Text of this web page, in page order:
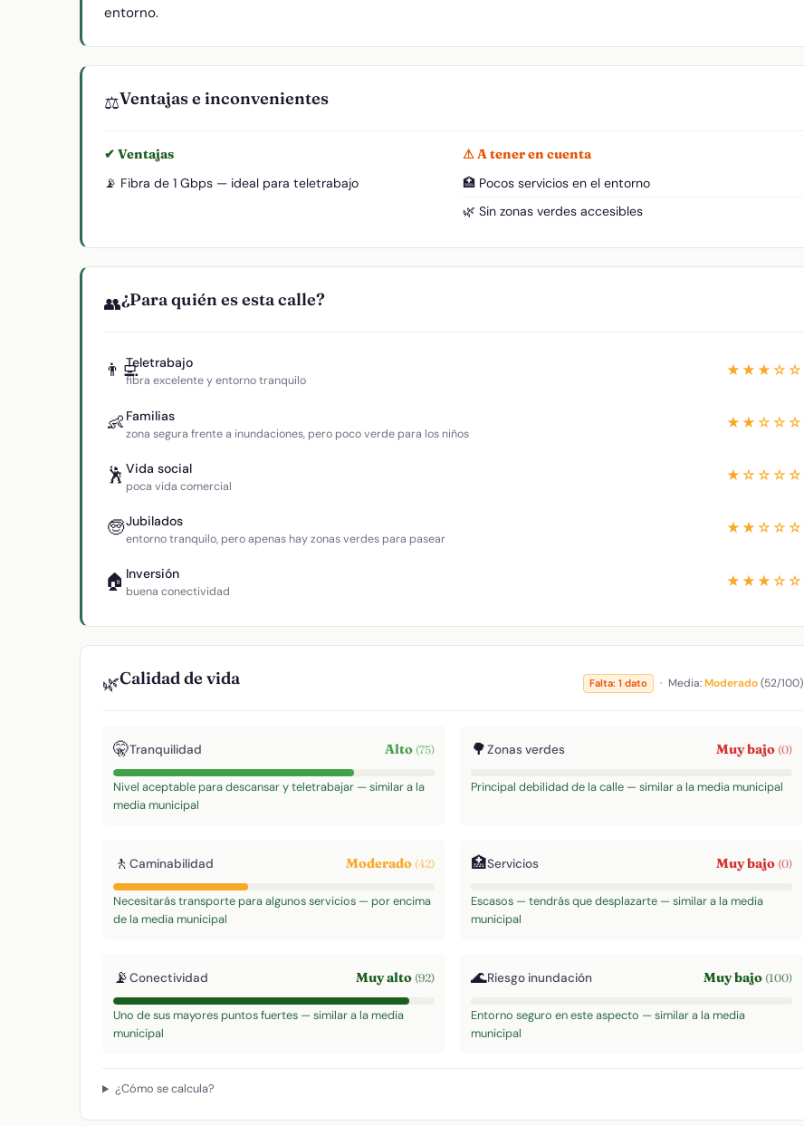
entorno.
⚖️Ventajas e inconvenientes
✔ Ventajas
📡 Fibra de 1 Gbps — ideal para teletrabajo
⚠ A tener en cuenta
🏥 Pocos servicios en el entorno
🌿 Sin zonas verdes accesibles
👥¿Para quién es esta calle?
👨‍💻Teletrabajo
fibra excelente y entorno tranquilo
★★★☆☆
👶 Familias
zona segura frente a inundaciones, pero poco verde para los niños
★★☆☆☆
🕺 Vida social
poca vida comercial
★☆☆☆☆
🧓Jubilados
entorno tranquilo, pero apenas hay zonas verdes para pasear
★★☆☆☆
🏠 Inversión
buena conectividad
★★★☆☆
🌿Calidad de vida Falta: 1 dato · Media:Moderado(52/100)
🤫Tranquilidad Alto (75)
Nivel aceptable para descansar y teletrabajar — similar a la
media municipal
🌳Zonas verdes Muy bajo (0)
Principal debilidad de la calle — similar a la media municipal
🚶 Caminabilidad Moderado (42)
Necesitarás transporte para algunos servicios — por encima
de la media municipal
🏥Servicios Muy bajo (0)
Escasos — tendrás que desplazarte — similar a la media
municipal
📡Conectividad Muy alto (92)
Uno de sus mayores puntos fuertes — similar a la media
municipal
🌊Riesgo inundación Muy bajo (100)
Entorno seguro en este aspecto — similar a la media
municipal
¿Cómo se calcula?